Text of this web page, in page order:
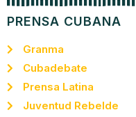
PRENSA CUBANA
Granma
Cubadebate
Prensa Latina
Juventud Rebelde